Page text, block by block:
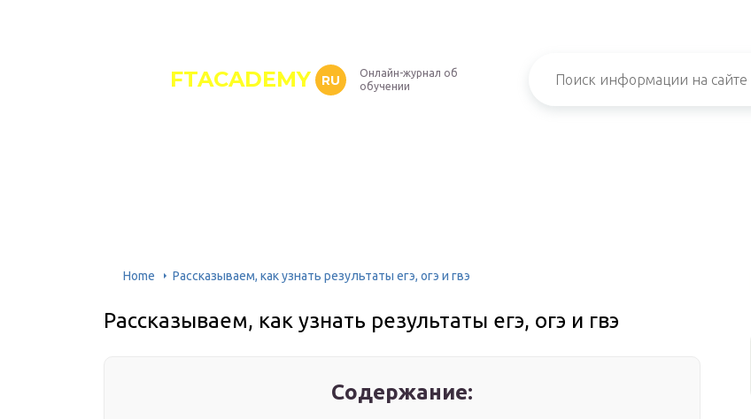
FTACADEMY RU
Онлайн-журнал об
обучении
Home Рассказываем, как узнать результаты егэ, огэ и гвэ
Рассказываем, как узнать результаты егэ, огэ и гвэ
Содержание: